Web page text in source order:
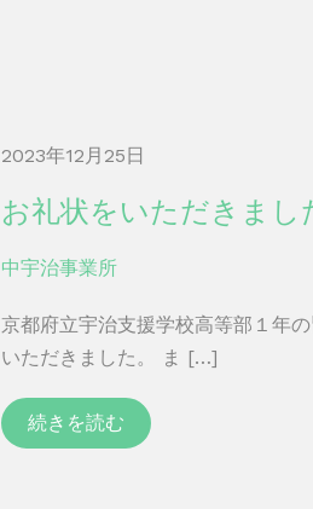
2023年12月25日
お礼状をいただきまし
中宇治事業所
京都府立宇治支援学校高等部１年
いただきました。 ま […]
続きを読む